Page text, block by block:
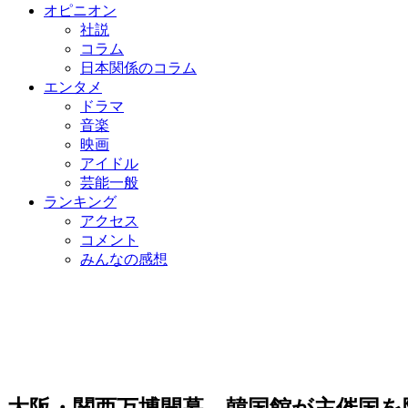
オピニオン
社説
コラム
日本関係のコラム
エンタメ
ドラマ
音楽
映画
アイドル
芸能一般
ランキング
アクセス
コメント
みんなの感想